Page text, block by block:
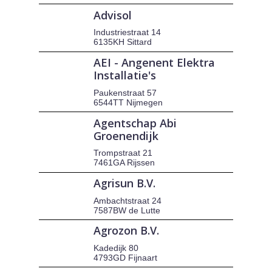
Advisol
Industriestraat 14
6135KH Sittard
AEI - Angenent Elektra
Installatie's
Paukenstraat 57
6544TT Nijmegen
Agentschap Abi
Groenendijk
Trompstraat 21
7461GA Rijssen
Agrisun B.V.
Ambachtstraat 24
7587BW de Lutte
Agrozon B.V.
Kadedijk 80
4793GD Fijnaart